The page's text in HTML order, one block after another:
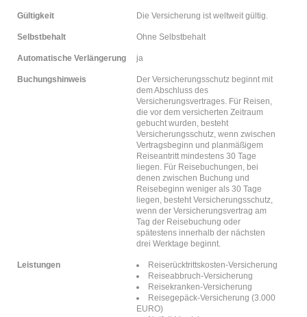
Gültigkeit Die Versicherung ist weltweit gültig.
Selbstbehalt Ohne Selbstbehalt
Automatische Verlängerung ja
Buchungshinweis
Der Versicherungsschutz beginnt mit
dem Abschluss des
Versicherungsvertrages. Für Reisen,
die vor dem versicherten Zeitraum
gebucht wurden, besteht
Versicherungsschutz, wenn zwischen
Vertragsbeginn und planmäßigem
Reiseantritt mindestens 30 Tage
liegen. Für Reisebuchungen, bei
denen zwischen Buchung und
Reisebeginn weniger als 30 Tage
liegen, besteht Versicherungsschutz,
wenn der Versicherungsvertrag am
Tag der Reisebuchung oder
spätestens innerhalb der nächsten
drei Werktage beginnt.
Leistungen
Reiserücktrittskosten-Versicherung
Reiseabbruch-Versicherung
Reisekranken-Versicherung
Reisegepäck-Versicherung (3.000
EURO)